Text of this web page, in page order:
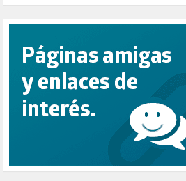
PUERTO DE VALENCIA (1)
RACISMO (1)
RELIGIÓN (114)
REPUBLICA (1)
SALUD (108)
SENSIBILIZACIÓN (576)
SINDICATOS (12)
TTIP (6)